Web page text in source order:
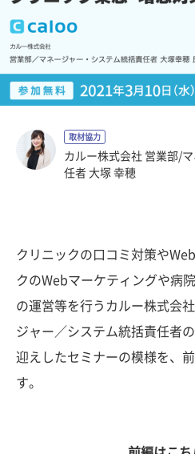
取材協力
カルー株式会社 営業部/
任者 大塚 幸穂
クリニックの口コミ対策や
クのWebマーケティングや病
の運営等を行うカルー株式会
ジャー／システム統括責任者
迎えしたセミナーの模様を、
す。